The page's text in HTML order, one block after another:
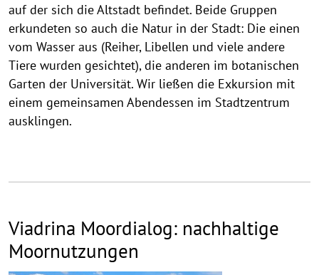
auf der sich die Altstadt befindet. Beide Gruppen
erkundeten so auch die Natur in der Stadt: Die einen
vom Wasser aus (Reiher, Libellen und viele andere
Tiere wurden gesichtet), die anderen im botanischen
Garten der Universität. Wir ließen die Exkursion mit
einem gemeinsamen Abendessen im Stadtzentrum
ausklingen.
Viadrina Moordialog: nachhaltige
Moornutzungen